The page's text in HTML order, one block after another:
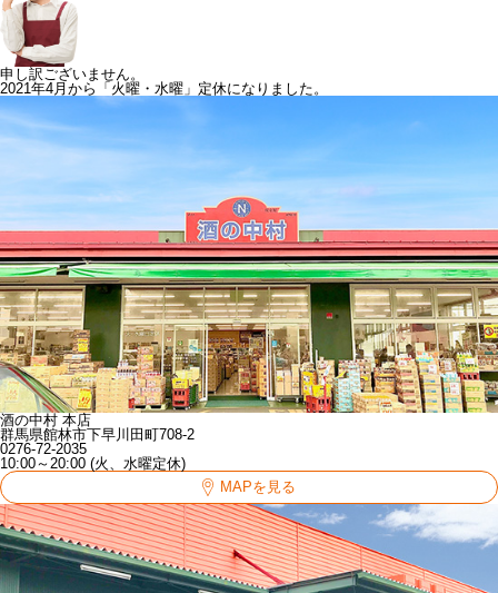
申し訳ございません。
2021年4月から「火曜・水曜」定休になりました。
酒の中村 本店
群馬県館林市下早川田町708-2
0276-72-2035
10:00～20:00 (火、水曜定休)
MAPを見る